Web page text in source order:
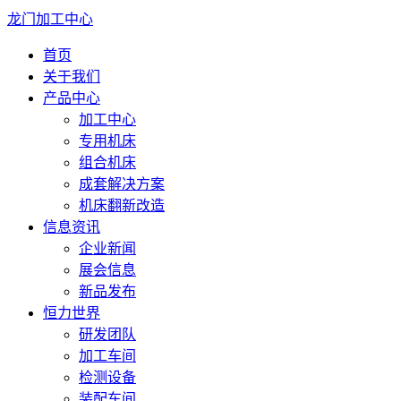
龙门加工中心
首页
关于我们
产品中心
加工中心
专用机床
组合机床
成套解决方案
机床翻新改造
信息资讯
企业新闻
展会信息
新品发布
恒力世界
研发团队
加工车间
检测设备